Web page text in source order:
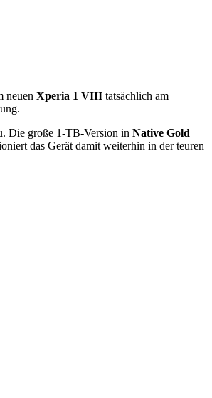
neuen Xperia 1 VIII tatsächlich am
Die große 1-TB-Version in Native Gold
das Gerät damit weiterhin in der teuren